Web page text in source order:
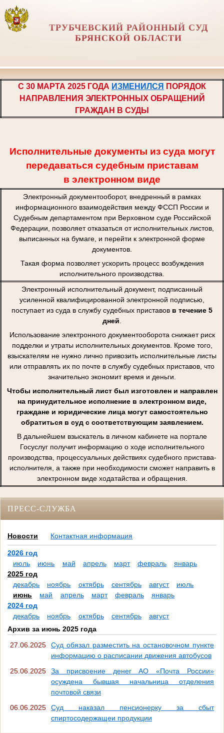
ТРУБЧЕВСКИЙ РАЙОННЫЙ СУД
БРЯНСКОЙ ОБЛАСТИ
С 30 МАРТА 2025 ГОДА ИЗМЕНИЛСЯ ПОРЯДОК
НАПРАВЛЕНИЯ ЭЛЕКТРОННЫХ ОБРАЩЕНИЙ
ГРАЖДАН В СУДЫ
Исполнительные документы из суда могут
передаваться судебным приставам
в электронном виде
Электронный документооборот, внедренный в рамках
информационного взаимодействия между ФССП России и
Судебным департаментом при Верховном суде Российской
Федерации, позволяет отказаться от исполнительных листов,
выписанных на бумаге, и перейти к электронной форме
документов.
Такая форма позволяет ускорить процесс возбуждения
исполнительного производства.
Электронный исполнительный документ, подписанный
усиленной квалифицированной электронной подписью,
поступает из суда в службу судебных приставов в течение 5
дней
Использование электронного документооборота снижает риск
подделки и утраты исполнительных документов. Кроме того,
взыскателям не нужно лично привозить исполнительные листы
или отправлять их по почте в службу судебных приставов, что
значительно экономит время и деньги.
Чтобы исполнительный лист был изготовлен и направлен
на принудительное исполнение в электронном виде,
граждане и юридические лица могут самостоятельно
обратиться в суд с соответствующим заявлением.
В дальнейшем взыскатель в личном кабинете на портале
Госуслуг получит информацию о ходе исполнительного
производства, процессуальных действиях судебного пристава-
исполнителя, а также при необходимости сможет направить в
электронном виде ходатайства и обращения.
ПРЕСС-СЛУЖБА
Новости Контактная информация
2026 год
июль
июнь май апрель март февраль
январь
2025 год
декабрь
ноябрь октябрь сентябрь август
июль
июнь
май апрель март февраль
январь
2024 год
декабрь
ноябрь октябрь сентябрь
август
Архив за июнь 2025 года
27.06.2025
Суд обязал разместить на остановочном пункте
информацию о расписании движения автобусов
25.06.2025
За присвоение денег АО «Почта России»
осуждена бывшая начальница отделения
почтовой связи
06.06.2025
Суд наказал пенсионерку за сбыт
спиртосодержащеи продукции